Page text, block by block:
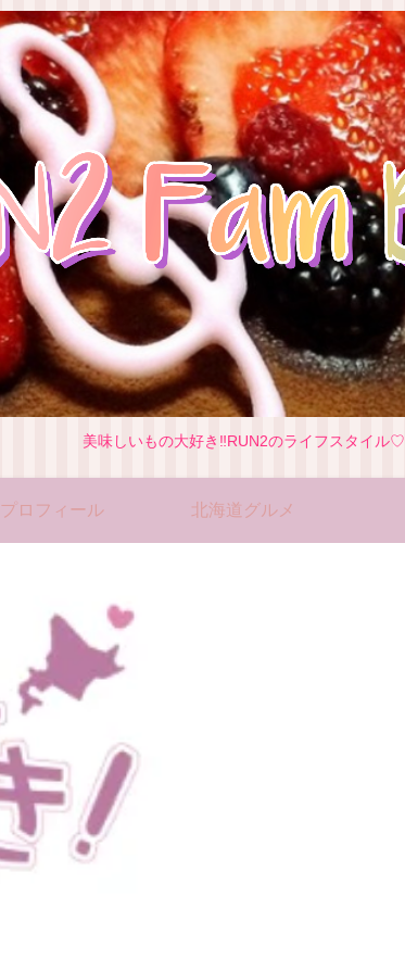
美味しいもの大好き‼RUN2のライフスタイル♡
プロフィール 北海道グルメ